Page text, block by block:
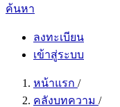
ค้นหา
ลงทะเบียน
เข้าสู่ระบบ
หน้าแรก /
คลังบทความ /